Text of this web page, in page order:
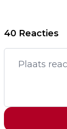
40 Reacties